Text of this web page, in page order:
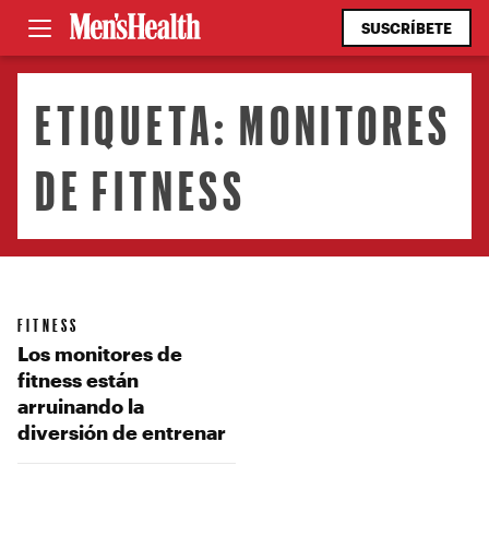
SUSCRÍBETE
ETIQUETA: MONITORES
DE FITNESS
FITNESS
Los monitores de
fitness están
arruinando la
diversión de entrenar